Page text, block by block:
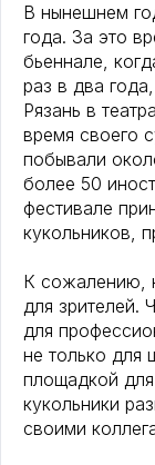
В нынешнем
года. За это
бьеннале,
раз в два
Рязань в
время своего
побывали
более 50
фестивале
кукольников,
К сожалению,
для зрителей.
для
не только для
площадкой
кукольники
своими